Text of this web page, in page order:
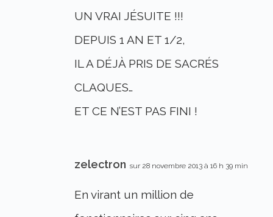
UN VRAI JÉSUITE !!!
DEPUIS 1 AN ET 1/2,
IL A DÉJÀ PRIS DE SACRÉS
CLAQUES…
ET CE N’EST PAS FINI !
zelectron sur 28 novembre 2013 à 16 h 39 min
En virant un million de